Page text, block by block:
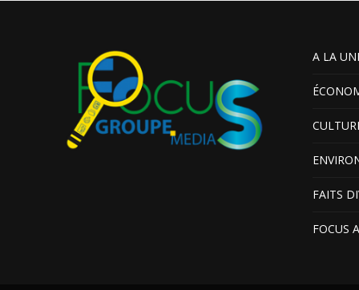
A LA
FAITS
FOCUS